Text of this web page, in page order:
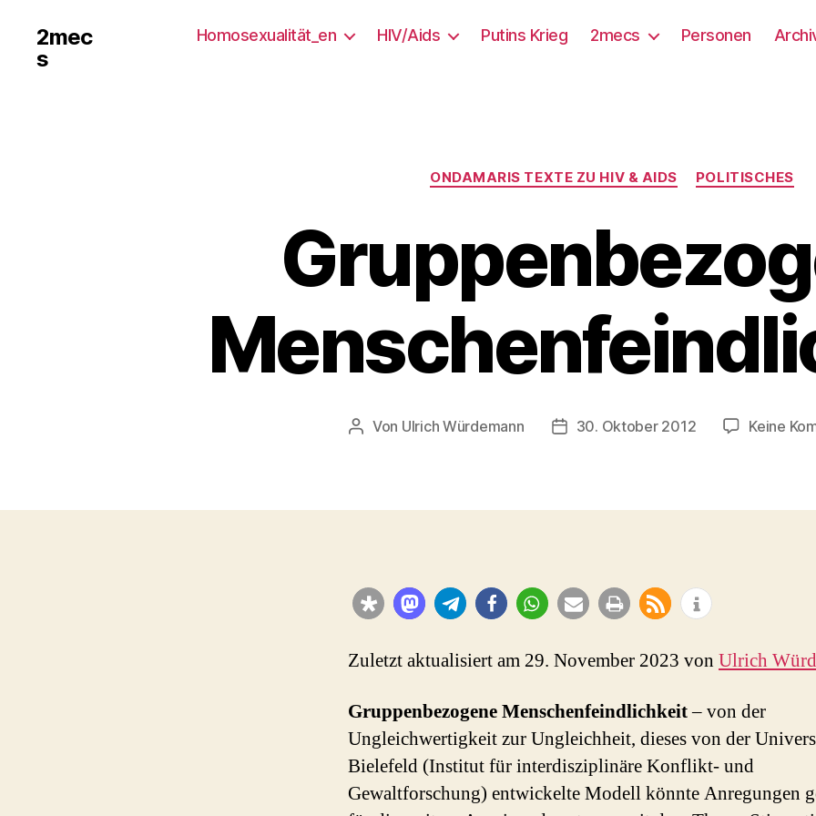
2mec
s
Homosexualität_en HIV/Aids Putins Krieg 2mecs Personen
Kategorien
ONDAMARIS TEXTE ZU HIV & AIDS POLITISCHES
Beitragsautor
Von Ulrich Würdemann Beitragsdatum
30. Oktober 2012 Keine
Zuletzt aktualisiert am 29. November 2023 von Ulrich
Gruppenbezogene Menschenfeindlichkeit– von der
Ungleichwertigkeit zur Ungleichheit, dieses von der
Bielefeld (Institut für interdisziplinäre Konflikt- und
Gewaltforschung) entwickelte Modell könnte Anregungen